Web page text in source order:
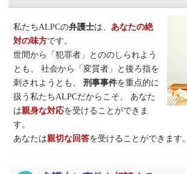
私たちALPCの弁護士は、あなたの絶
対の味方です。
世間から「犯罪者」とののしられよう
とも、
社会から「変質者」と後ろ指を
刺されようとも、
刑事事件を重点的に
扱う私たちALPCだからこそ、
あなた
は親身な対応を受けることができま
す。
あなたは親切な回答を受けることができます。